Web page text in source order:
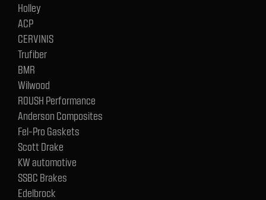
Holley
ACP
CERVINIS
Trufiber
BMR
Wilwood
ROUSH Performance
Anderson Composites
Fel-Pro Gaskets
Scott Drake
KW automotive
SSBC Brakes
Edelbrock